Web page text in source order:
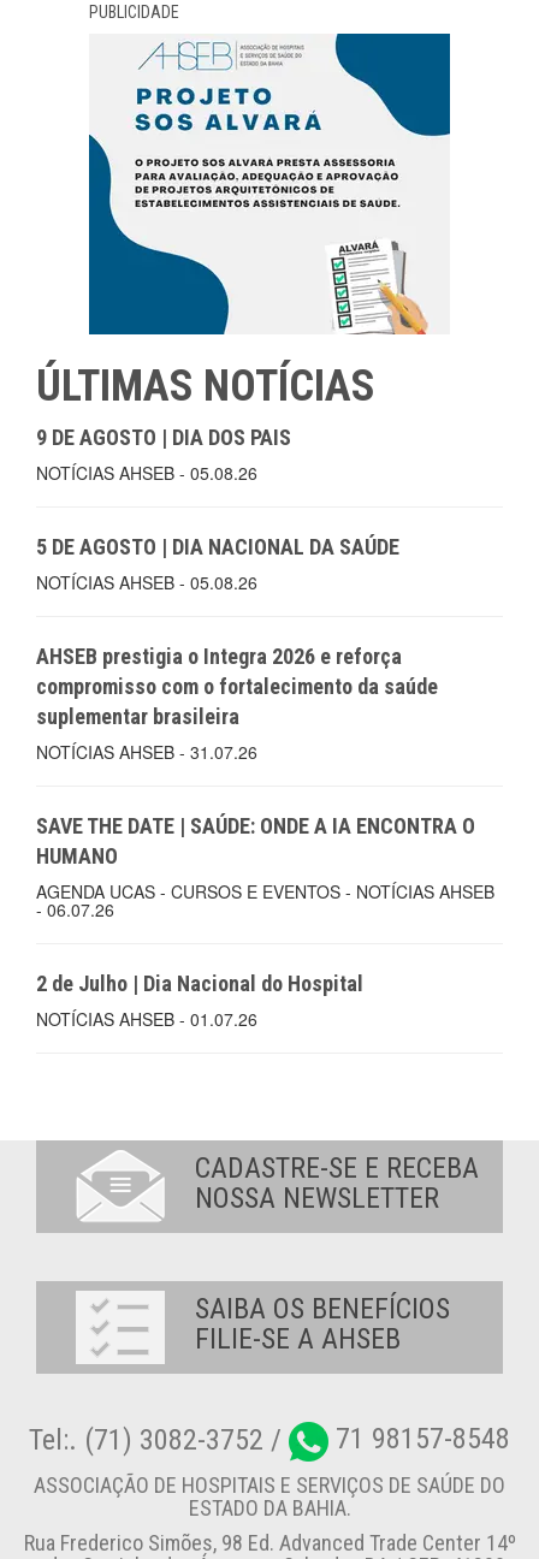
PUBLICIDADE
ÚLTIMAS NOTÍCIAS
9 DE AGOSTO | DIA DOS PAIS
NOTÍCIAS AHSEB - 05.08.26
5 DE AGOSTO | DIA NACIONAL DA SAÚDE
NOTÍCIAS AHSEB - 05.08.26
AHSEB prestigia o Integra 2026 e reforça
compromisso com o fortalecimento da saúde
suplementar brasileira
NOTÍCIAS AHSEB - 31.07.26
SAVE THE DATE | SAÚDE: ONDE A IA ENCONTRA O
HUMANO
AGENDA UCAS - CURSOS E EVENTOS - NOTÍCIAS AHSEB
- 06.07.26
2 de Julho | Dia Nacional do Hospital
NOTÍCIAS AHSEB - 01.07.26
CADASTRE-SE E RECEBA
NOSSA NEWSLETTER
SAIBA OS BENEFÍCIOS
FILIE-SE A AHSEB
Tel:. (71) 3082-3752 / 71 98157-8548
ASSOCIAÇÃO DE HOSPITAIS E SERVIÇOS DE SAÚDE DO
ESTADO DA BAHIA.
Rua Frederico Simões, 98 Ed. Advanced Trade Center 14º